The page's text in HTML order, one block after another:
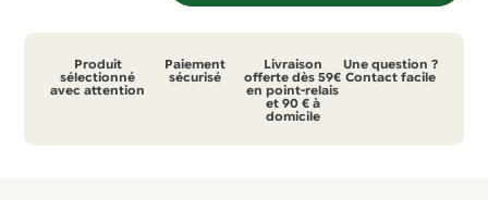
Kotka
Produit
sélectionné
avec attention
Paiement
sécurisé
Livraison
offerte dès 59€
en point-relais
et 90 € à
domicile
Une question ?
Contact facile